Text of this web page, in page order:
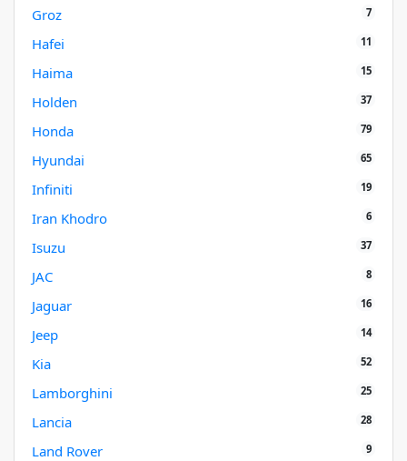
Groz 7
Hafei 11
Haima 15
Holden 37
Honda 79
Hyundai 65
Infiniti 19
Iran Khodro 6
Isuzu 37
JAC 8
Jaguar 16
Jeep 14
Kia 52
Lamborghini 25
Lancia 28
Land Rover 9